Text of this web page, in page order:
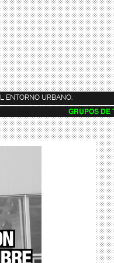
ENTORNO URBANO.
GRUPOS DE